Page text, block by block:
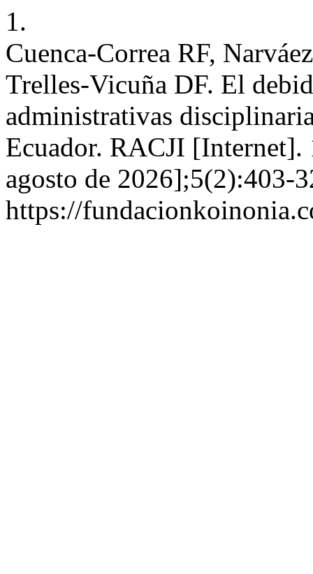
1.
Cuenca-Correa RF,
Trelles-Vicuña DF. El
administrativas
Ecuador. RACJI
agosto de 2026];5(2):403-
https://